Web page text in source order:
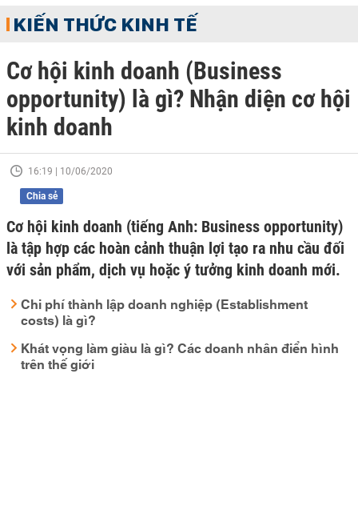
KIẾN THỨC KINH TẾ
Cơ hội kinh doanh (Business
opportunity) là gì? Nhận diện cơ hội
kinh doanh
16:19 | 10/06/2020
Chia sẻ
Cơ hội kinh doanh (tiếng Anh: Business opportunity)
là tập hợp các hoàn cảnh thuận lợi tạo ra nhu cầu đối
với sản phẩm, dịch vụ hoặc ý tưởng kinh doanh mới.
Chi phí thành lập doanh nghiệp (Establishment
costs) là gì?
Khát vọng làm giàu là gì? Các doanh nhân điển hình
trên thế giới